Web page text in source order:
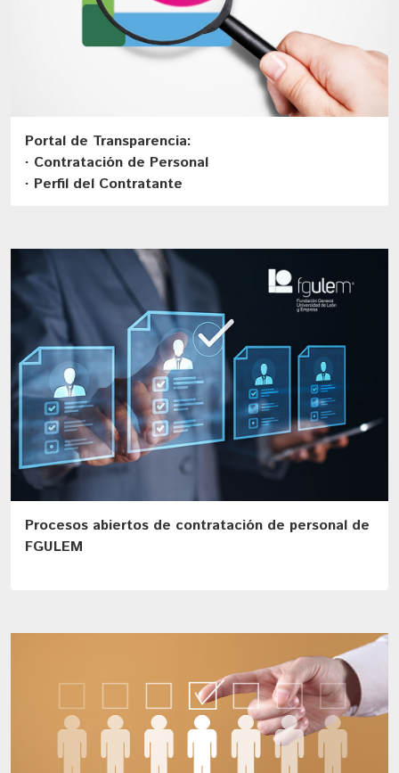
Portal de Transparencia:
· Contratación de Personal
· Perfil del Contratante
Procesos abiertos de contratación de personal de
FGULEM